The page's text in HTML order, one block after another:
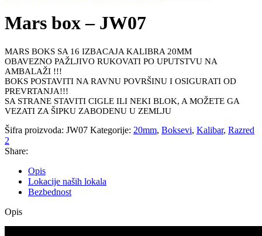
Mars box – JW07
MARS BOKS SA 16 IZBACAJA KALIBRA 20MM
OBAVEZNO PAŽLJIVO RUKOVATI PO UPUTSTVU NA
AMBALAŽI !!!
BOKS POSTAVITI NA RAVNU POVRŠINU I OSIGURATI OD
PREVRTANJA!!!
SA STRANE STAVITI CIGLE ILI NEKI BLOK, A MOŽETE GA
VEZATI ZA ŠIPKU ZABODENU U ZEMLJU
Šifra proizvoda: JW07 Kategorije: 20mm, Boksevi, Kalibar, Razred
2
Share:
Opis
Lokacije naših lokala
Bezbednost
Opis